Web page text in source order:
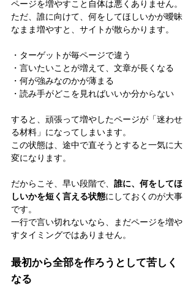
ページを増やすこと自体は悪くありません。
ただ、誰に向けて、何をしてほしいかが曖昧
なまま増やすと、サイトが散らかります。
・ターゲットが毎ページで違う
・言いたいことが増えて、文章が長くなる
・何が強みなのかが薄まる
・読み手がどこを見ればいいか分からない
すると、頑張って増やしたページが「迷わせ
る材料」になってしまいます。
この状態は、途中で直そうとすると一気に大
変になります。
だからこそ、早い段階で、 誰に、何をしてほ
しいかを短く言える状態にしておくのが大事
です。
一行で言い切れないなら、まだページを増や
すタイミングではありません。
最初から全部を作ろうとして苦しく
なる